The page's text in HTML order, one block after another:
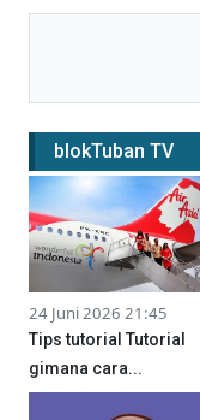
blokTuban TV
24 Juni 2026 21:45
Tips tutorial Tutorial
gimana cara...